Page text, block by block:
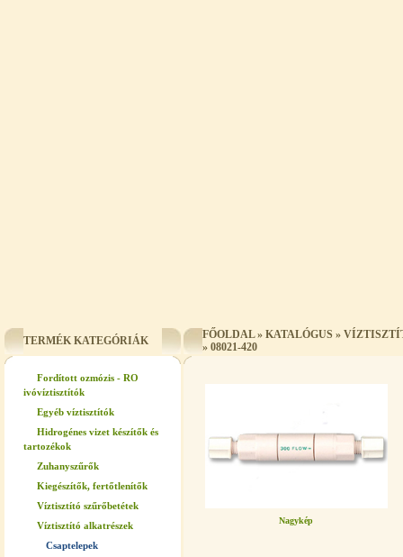
TERMÉK KATEGÓRIÁK
Fordított ozmózis - RO
ivóvíztisztítók
Egyéb víztisztítók
Hidrogénes vizet készítők és
tartozékok
Zuhanyszűrők
Kiegészítők, fertőtlenítők
Víztisztító szűrőbetétek
Víztisztító alkatrészek
Csaptelepek
FŐOLDAL» KATALÓGUS »
» 08021-420
Nagykép